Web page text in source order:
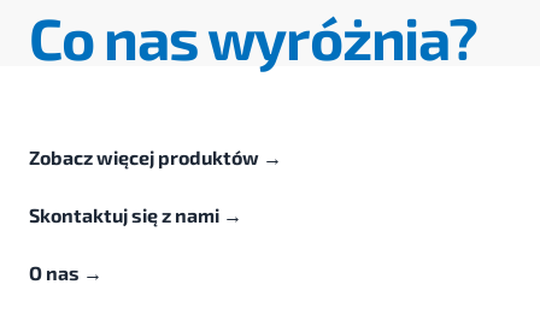
Co nas wyróżnia?
Zobacz więcej produktów →
Skontaktuj się z nami →
O nas →